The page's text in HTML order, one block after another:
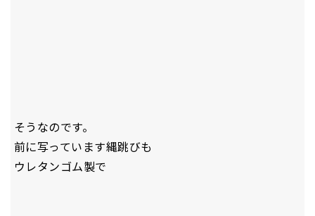
そうなのです。
前に写っています縄跳びも
ウレタンゴム製で